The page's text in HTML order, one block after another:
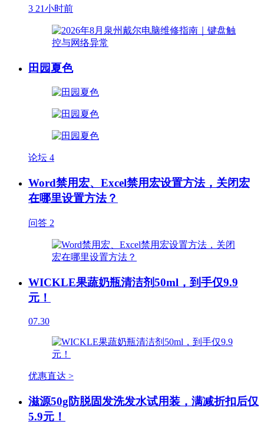
3 21小时前
田园夏色
论坛 4
Word禁用宏、Excel禁用宏设置方法，关闭宏
在哪里设置方法？
问答 2
WICKLE果蔬奶瓶清洁剂50ml，到手仅9.9
元！
07.30
优惠直达 >
滋源50g防脱固发洗发水试用装，满减折扣后仅
5.9元！